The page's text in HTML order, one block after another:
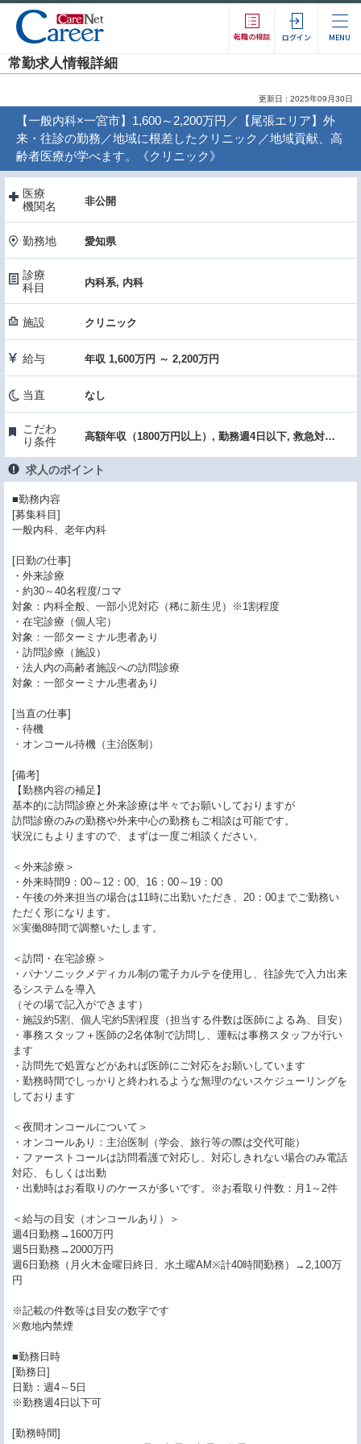
転職の相談 ログイン MENU
常勤求人情報詳細
更新日 : 2025年09月30日
【一般内科×一宮市】1,600～2,200万円／【尾張エリア】外
来・往診の勤務／地域に根差したクリニック／地域貢献、高
齢者医療が学べます。《クリニック》
医療
機関名
非公開
勤務地 愛知県
診療
科目
内科系, 内科
施設 クリニック
給与 年収 1,600万円 ～ 2,200万円
当直 なし
こだわ
り条件
高額年収（1800万円以上）, 勤務週4日以下, 救急対応なし, 駅チカ・通勤便利, クリニック
求人のポイント
■勤務内容
[募集科目]
一般内科、老年内科
[日勤の仕事]
・外来診療
・約30～40名程度/コマ
対象：内科全般、一部小児対応（稀に新生児）※1割程度
・在宅診療（個人宅）
対象：一部ターミナル患者あり
・訪問診療（施設）
・法人内の高齢者施設への訪問診療
対象：一部ターミナル患者あり
[当直の仕事]
・待機
・オンコール待機（主治医制）
[備考]
【勤務内容の補足】
基本的に訪問診療と外来診療は半々でお願いしておりますが
訪問診療のみの勤務や外来中心の勤務もご相談は可能です。
状況にもよりますので、まずは一度ご相談ください。
＜外来診療＞
・外来時間9：00～12：00、16：00～19：00
・午後の外来担当の場合は11時に出勤いただき、20：00までご勤務い
ただく形になります。
※実働8時間で調整いたします。
＜訪問・在宅診療＞
・パナソニックメディカル制の電子カルテを使用し、往診先で入力出来
るシステムを導入
（その場で記入ができます）
・施設約5割、個人宅約5割程度（担当する件数は医師による為、目安）
・事務スタッフ＋医師の2名体制で訪問し、運転は事務スタッフが行い
ます
・訪問先で処置などがあれば医師にご対応をお願いしています
・勤務時間でしっかりと終われるような無理のないスケジューリングを
しております
＜夜間オンコールについて＞
・オンコールあり：主治医制（学会、旅行等の際は交代可能）
・ファーストコールは訪問看護で対応し、対応しきれない場合のみ電話
対応、もしくは出動
・出動時はお看取りのケースが多いです。※お看取り件数：月1～2件
＜給与の目安（オンコールあり）＞
週4日勤務→1600万円
週5日勤務→2000万円
週6日勤務（月火木金曜日終日、水土曜AM※計40時間勤務）→2,100万
円
※記載の件数等は目安の数字です
※敷地内禁煙
■勤務日時
[勤務日]
日勤：週4～5日
※勤務週4日以下可
[勤務時間]